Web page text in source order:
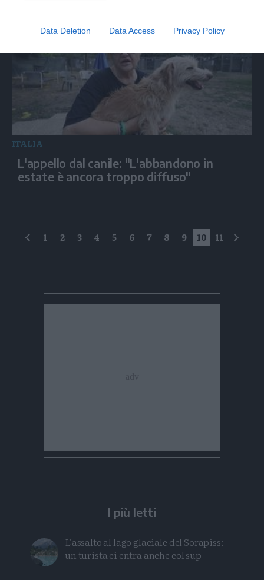
Data Deletion Data Access Privacy Policy
ITALIA
L'appello dal canile: "L'abbandono in
estate è ancora troppo diffuso"
precedente
1 2 3 4 5 6 7 8 9 10 11
I più letti
L'assalto al lago glaciale del Sorapiss:
un turista ci entra anche col sup